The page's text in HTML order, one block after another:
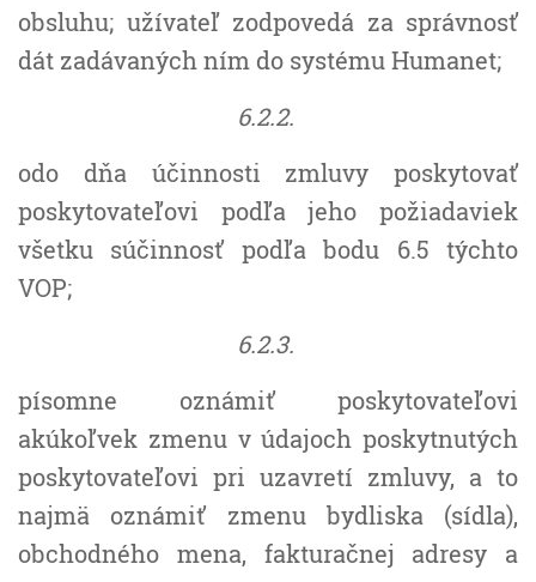
obsluhu; užívateľ zodpovedá za správnosť
dát zadávaných ním do systému Humanet;
6.2.2.
odo dňa účinnosti zmluvy poskytovať
poskytovateľovi podľa jeho požiadaviek
všetku súčinnosť podľa bodu 6.5 týchto
VOP;
6.2.3.
písomne oznámiť poskytovateľovi
akúkoľvek zmenu v údajoch poskytnutých
poskytovateľovi pri uzavretí zmluvy, a to
najmä oznámiť zmenu bydliska (sídla),
obchodného mena, fakturačnej adresy a